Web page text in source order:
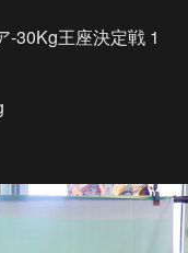
30Kg王座決定戦 1